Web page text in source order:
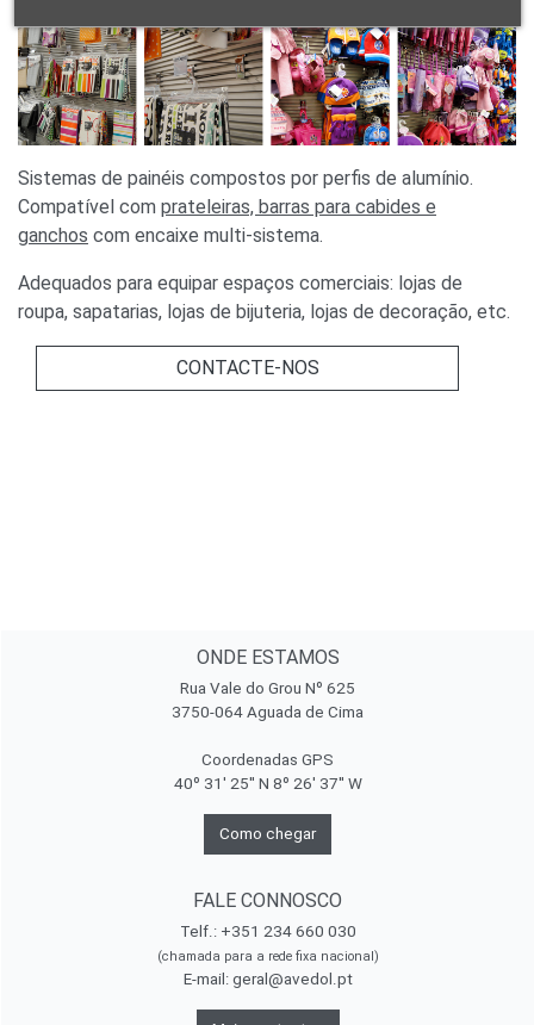
Sistemas de painéis compostos por perfis de alumínio.
Compatível com prateleiras, barras para cabides e
ganchos com encaixe multi-sistema.
Adequados para equipar espaços comerciais: lojas de
roupa, sapatarias, lojas de bijuteria, lojas de decoração, etc.
CONTACTE-NOS
ONDE ESTAMOS
Rua Vale do Grou Nº 625
3750-064 Aguada de Cima
Coordenadas GPS
40º 31' 25'' N 8º 26' 37'' W
Como chegar
FALE CONNOSCO
Telf.: +351 234 660 030
(chamada para a rede fixa nacional)
E-mail: geral@avedol.pt